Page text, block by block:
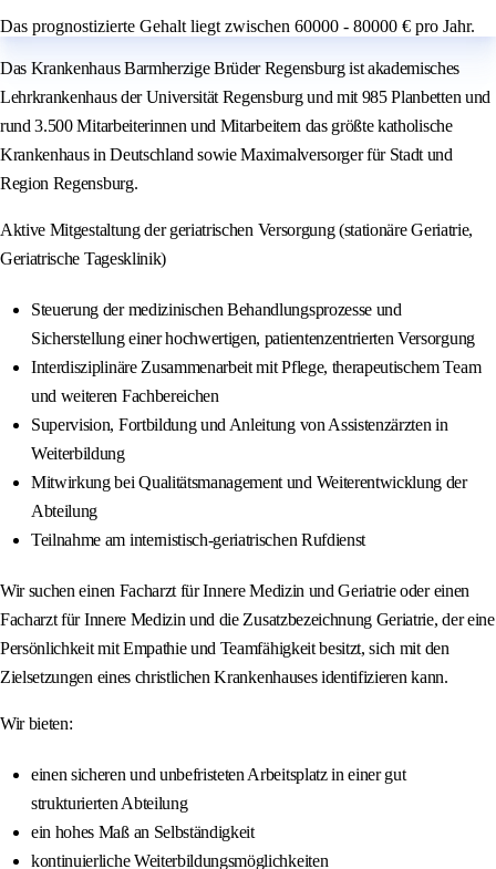
Das prognostizierte Gehalt liegt zwischen 60000 - 80000 € pro Jahr.
Das Krankenhaus Barmherzige Brüder Regensburg ist akademisches
Lehrkrankenhaus der Universität Regensburg und mit 985 Planbetten und
rund 3.500 Mitarbeiterinnen und Mitarbeitern das größte katholische
Krankenhaus in Deutschland sowie Maximalversorger für Stadt und
Region Regensburg.
Aktive Mitgestaltung der geriatrischen Versorgung (stationäre Geriatrie,
Geriatrische Tagesklinik)
Steuerung der medizinischen Behandlungsprozesse und
Sicherstellung einer hochwertigen, patientenzentrierten Versorgung
Interdisziplinäre Zusammenarbeit mit Pflege, therapeutischem Team
und weiteren Fachbereichen
Supervision, Fortbildung und Anleitung von Assistenzärzten in
Weiterbildung
Mitwirkung bei Qualitätsmanagement und Weiterentwicklung der
Abteilung
Teilnahme am internistisch-geriatrischen Rufdienst
Wir suchen einen Facharzt für Innere Medizin und Geriatrie oder einen
Facharzt für Innere Medizin und die Zusatzbezeichnung Geriatrie, der eine
Persönlichkeit mit Empathie und Teamfähigkeit besitzt, sich mit den
Zielsetzungen eines christlichen Krankenhauses identifizieren kann.
Wir bieten:
einen sicheren und unbefristeten Arbeitsplatz in einer gut
strukturierten Abteilung
ein hohes Maß an Selbständigkeit
kontinuierliche Weiterbildungsmöglichkeiten